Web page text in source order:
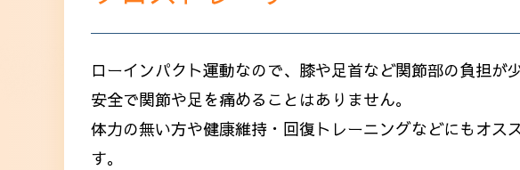
ローインパクト運動なので、膝や足首など関節部の負担が
安全で関節や足を痛めることはありません。
体力の無い方や健康維持・回復トレーニングなどにもオス
す。